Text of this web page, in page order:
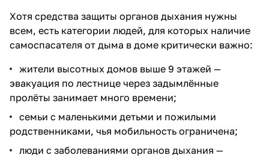
Хотя средства защиты органов дыхания нужны
всем, есть категории людей, для которых наличие
самоспасателя от дыма в доме критически важно:
жители высотных домов выше 9 этажей —
эвакуация по лестнице через задымлённые
пролёты занимает много времени;
семьи с маленькими детьми и пожилыми
родственниками, чья мобильность ограничена;
люди с заболеваниями органов дыхания —